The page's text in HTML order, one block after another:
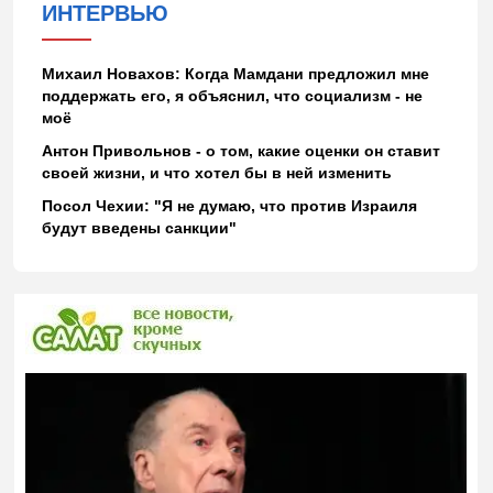
ИНТЕРВЬЮ
Михаил Новахов: Когда Мамдани предложил мне
поддержать его, я объяснил, что социализм - не
моё
Антон Привольнов - о том, какие оценки он ставит
своей жизни, и что хотел бы в ней изменить
Посол Чехии: "Я не думаю, что против Израиля
будут введены санкции"